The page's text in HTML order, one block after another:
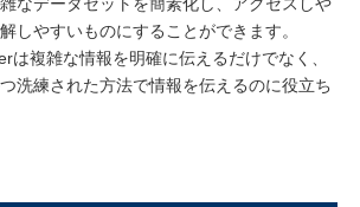
しやすいものにすることができます。
は複雑な情報を明確に伝えるだけでなく、
洗練された方法で情報を伝えるのに役立ち